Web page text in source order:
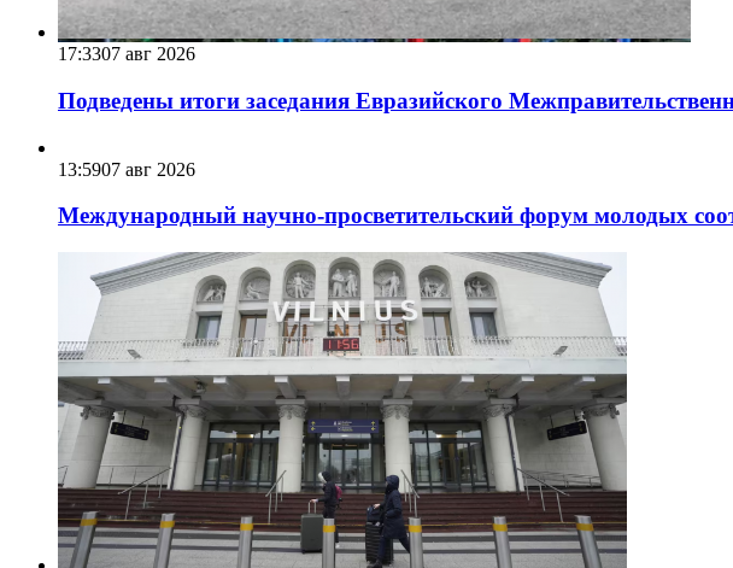
17:3307 авг 2026
Подведены итоги заседания Евразийского
13:5907 авг 2026
Международный научно-просветительский форум молодых